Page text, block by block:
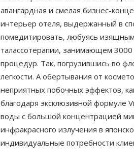
авангардная и смелая бизнес-
интерьер отеля, выдержанный в
помедитировать, любуясь
талассотерапии, занимающем
процедур. Так, погрузившись во
легкости. А обертывания от
неприятных побочных эффектов,
благодаря эксклюзивной формуле
воды с большой концентрацией
инфракрасного излучения в
индивидуальные потребности